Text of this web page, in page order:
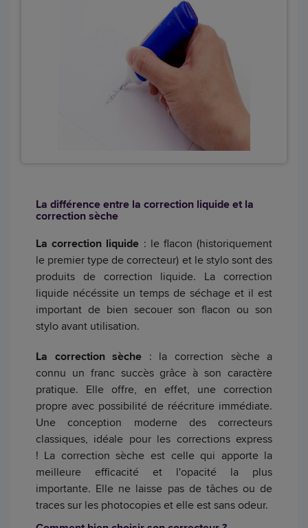
La différence entre la correction liquide et la
correction sèche
La correction liquide : le flacon (historiquement
le premier type de correcteur) et le stylo sont des
produits de correction liquide. La correction
liquide nécéssite un temps de séchage et il est
important de bien secouer son flacon ou son
stylo avant utilisation.
La correction sèche : la correction sèche a
connu un franc succès grâce à son caractère
pratique. Elle offre, en effet, une correction
propre avec possibilité de réécriture immédiate.
Une conception moderne des correcteurs
classiques, idéale pour les corrections express
! La correction sèche est celle qui apporte la
meilleure efficacité et l'opacité la plus
importante. Elle ne laisse pas de tâches ou de
traces sur les photocopies et elle est sans odeur.